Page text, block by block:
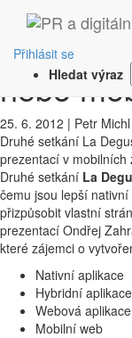
Přihlásit se
Hledat výraz
‹ Zpět
Je lepší
nebo
25. 6. 2012 | Petr Michl
Druhé setkání La
prezentací v mobilních
Druhé setkání La
čemu jsou lepší
přizpůsobit vlastní
prezentací Ondřej
které zájemci o
Nativní aplikace
Hybridní aplikace
Webová aplikace
Mobilní web